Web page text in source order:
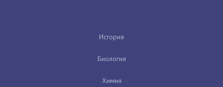
История
Биология
Химия